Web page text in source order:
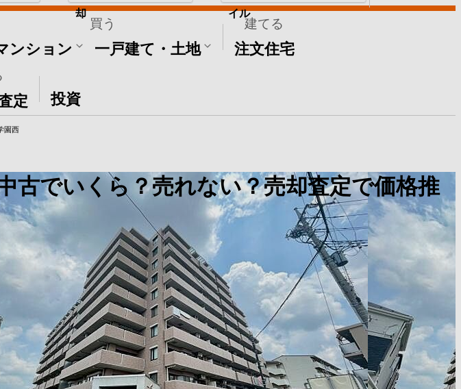
買う
ンション 一戸建て・土地
建てる
注文住宅
定
その他
投資
却 イル
園西
古でいくら？売れない？売却査定で価格推